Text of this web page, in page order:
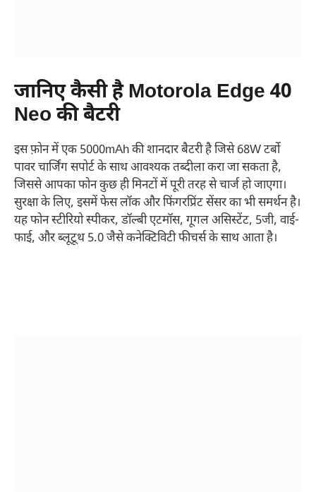
जानिए कैसी है Motorola Edge 40
Neo की बैटरी
इस फ़ोन में एक 5000mAh की शानदार बैटरी है जिसे 68W टर्बो
पावर चार्जिंग सपोर्ट के साथ आवश्यक तब्दीला करा जा सकता है,
जिससे आपका फोन कुछ ही मिनटों में पूरी तरह से चार्ज हो जाएगा।
सुरक्षा के लिए, इसमें फेस लॉक और फिंगरप्रिंट सेंसर का भी समर्थन है।
यह फोन स्टीरियो स्पीकर, डॉल्बी एटमॉस, गूगल असिस्टेंट, 5जी, वाई-
फाई, और ब्लूटूथ 5.0 जैसे कनेक्टिविटी फीचर्स के साथ आता है।